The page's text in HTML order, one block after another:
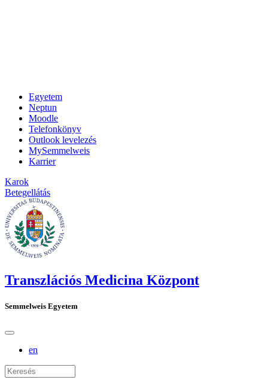
Egyetem
Neptun
Moodle
Telefonkönyv
Outlook levelezés
MySemmelweis
Karrier
Karok
Betegellátás
Transzlációs Medicina Központ
Semmelweis Egyetem
en